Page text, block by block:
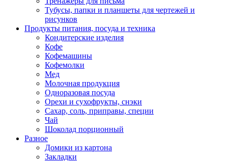
Тубусы, папки и планшеты для чертежей и
рисунков
Продукты питания, посуда и техника
Кондитерские изделия
Кофе
Кофемашины
Кофемолки
Мед
Молочная продукция
Одноразовая посуда
Орехи и сухофрукты, снэки
Сахар, соль, приправы, специи
Чай
Шоколад порционный
Разное
Домики из картона
Закладки